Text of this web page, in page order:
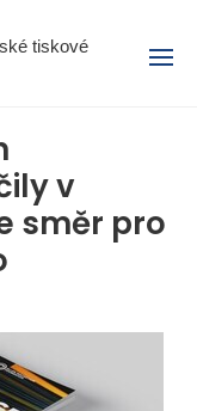
tiskové
Menu
v
směr pro